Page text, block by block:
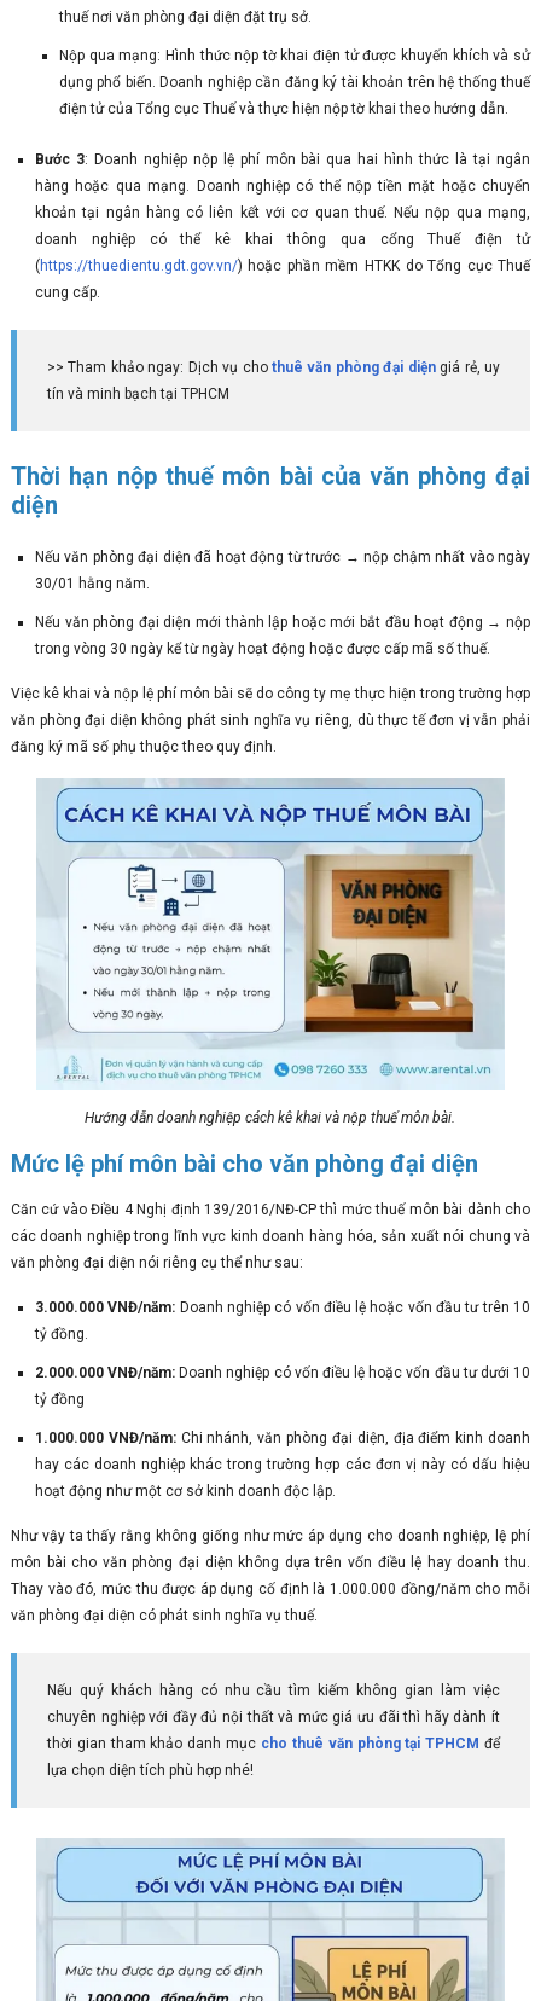
thuế nơi văn phòng đại diện đặt trụ sở.
Nộp qua mạng: Hình thức nộp tờ khai điện tử được khuyến khích và sử
dụng phổ biến. Doanh nghiệp cần đăng ký tài khoản trên hệ thống thuế
điện tử của Tổng cục Thuế và thực hiện nộp tờ khai theo hướng dẫn.
Bước 3: Doanh nghiệp nộp lệ phí môn bài qua hai hình thức là tại ngân
hàng hoặc qua mạng. Doanh nghiệp có thể nộp tiền mặt hoặc chuyển
khoản tại ngân hàng có liên kết với cơ quan thuế. Nếu nộp qua mạng,
doanh nghiệp có thể kê khai thông qua cổng Thuế điện tử
( https://thuedientu.gdt.gov.vn/) hoặc phần mềm HTKK do Tổng cục Thuế
cung cấp.
>> Tham khảo ngay: Dịch vụ cho thuê văn phòng đại diệngiá rẻ, uy
tín và minh bạch tại TPHCM
Thời hạn nộp thuế môn bài của văn phòng đại
diện
Nếu văn phòng đại diện đã hoạt động từ trước → nộp chậm nhất vào ngày
30/01 hằng năm.
Nếu văn phòng đại diện mới thành lập hoặc mới bắt đầu hoạt động → nộp
trong vòng 30 ngày kể từ ngày hoạt động hoặc được cấp mã số thuế.
Việc kê khai và nộp lệ phí môn bài sẽ do công ty mẹ thực hiện trong trường hợp
văn phòng đại diện không phát sinh nghĩa vụ riêng, dù thực tế đơn vị vẫn phải
đăng ký mã số phụ thuộc theo quy định.
Hướng dẫn doanh nghiệp cách kê khai và nộp thuế môn bài.
Mức lệ phí môn bài cho văn phòng đại diện
Căn cứ vào Điều 4 Nghị định 139/2016/NĐ-CP thì mức thuế môn bài dành cho
các doanh nghiệp trong lĩnh vực kinh doanh hàng hóa, sản xuất nói chung và
văn phòng đại diện nói riêng cụ thể như sau:
3.000.000 VNĐ/năm: Doanh nghiệp có vốn điều lệ hoặc vốn đầu tư trên 10
tỷ đồng.
2.000.000 VNĐ/năm: Doanh nghiệp có vốn điều lệ hoặc vốn đầu tư dưới 10
tỷ đồng
1.000.000 VNĐ/năm:Chi nhánh, văn phòng đại diện, địa điểm kinh doanh
hay các doanh nghiệp khác trong trường hợp các đơn vị này có dấu hiệu
hoạt động như một cơ sở kinh doanh độc lập.
Như vậy ta thấy rằng không giống như mức áp dụng cho doanh nghiệp, lệ phí
môn bài cho văn phòng đại diện không dựa trên vốn điều lệ hay doanh thu.
Thay vào đó, mức thu được áp dụng cố định là 1.000.000 đồng/năm cho mỗi
văn phòng đại diện có phát sinh nghĩa vụ thuế.
Nếu quý khách hàng có nhu cầu tìm kiếm không gian làm việc
chuyên nghiệp với đầy đủ nội thất và mức giá ưu đãi thì hãy dành ít
thời gian tham khảo danh mục cho thuê văn phòng tại TPHCM để
lựa chọn diện tích phù hợp nhé!